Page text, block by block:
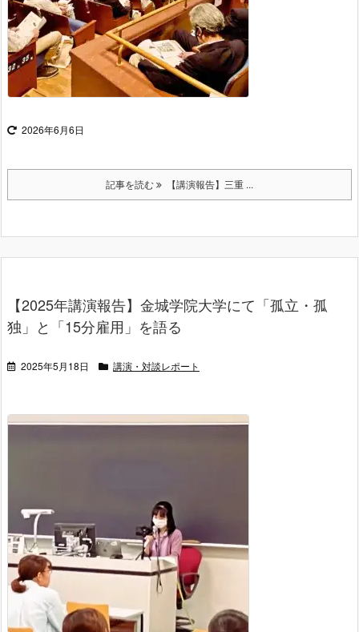
2026年6月6日
記事を読む 【講演報告】三重 ...
【2025年講演報告】金城学院大学にて「孤立・孤
独」と「15分雇用」を語る
2025年5月18日 講演・対談レポート